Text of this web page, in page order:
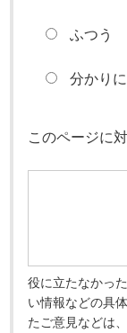
ふつう
分かり
このページに
役に立たなかっ
い情報などの具
たご意見などは